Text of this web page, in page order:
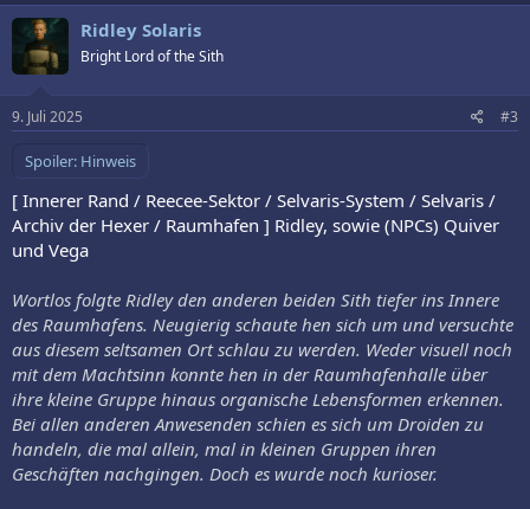
Ridley Solaris
Bright Lord of the Sith
9. Juli 2025 #3
Spoiler: Hinweis
[ Innerer Rand / Reecee-Sektor / Selvaris-System / Selvaris /
Archiv der Hexer / Raumhafen ] Ridley, sowie (NPCs) Quiver
und Vega
Wortlos folgte Ridley den anderen beiden Sith tiefer ins Innere
des Raumhafens. Neugierig schaute hen sich um und versuchte
aus diesem seltsamen Ort schlau zu werden. Weder visuell noch
mit dem Machtsinn konnte hen in der Raumhafenhalle über
ihre kleine Gruppe hinaus organische Lebensformen erkennen.
Bei allen anderen Anwesenden schien es sich um Droiden zu
handeln, die mal allein, mal in kleinen Gruppen ihren
Geschäften nachgingen. Doch es wurde noch kurioser.